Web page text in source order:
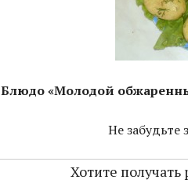
Блюдо «Молодой
Не забудьте
Хотите